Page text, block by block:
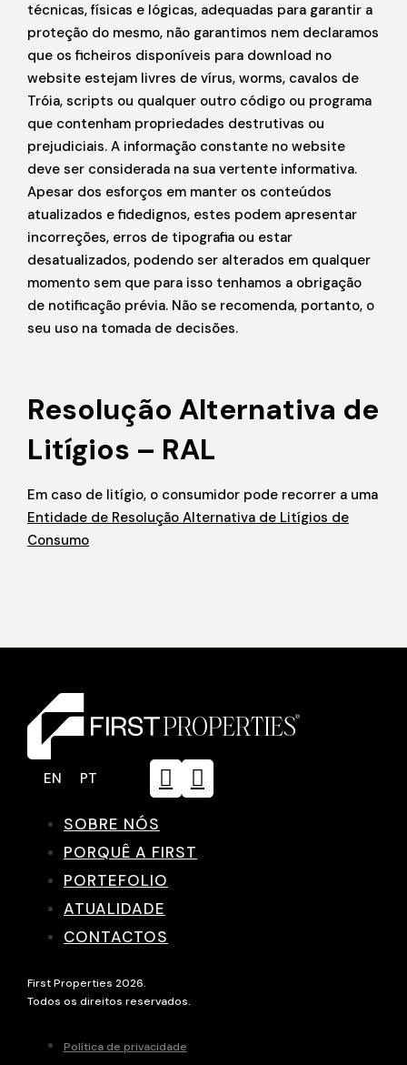
técnicas, físicas e lógicas, adequadas para garantir a
proteção do mesmo, não garantimos nem declaramos
que os ficheiros disponíveis para download no
website estejam livres de vírus, worms, cavalos de
Tróia, scripts ou qualquer outro código ou programa
que contenham propriedades destrutivas ou
prejudiciais. A informação constante no website
deve ser considerada na sua vertente informativa.
Apesar dos esforços em manter os conteúdos
atualizados e fidedignos, estes podem apresentar
incorreções, erros de tipografia ou estar
desatualizados, podendo ser alterados em qualquer
momento sem que para isso tenhamos a obrigação
de notificação prévia. Não se recomenda, portanto, o
seu uso na tomada de decisões.
Resolução Alternativa de
Litígios – RAL
Em caso de litígio, o consumidor pode recorrer a uma
Entidade de Resolução Alternativa de Litígios de
Consumo
EN PT
SOBRE NÓS
PORQUÊ A FIRST
PORTEFOLIO
ATUALIDADE
CONTACTOS
First Properties 2026.
Todos os direitos reservados.
Política de privacidade